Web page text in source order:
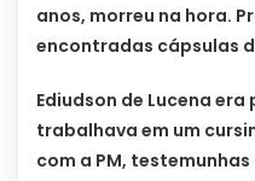
anos, morreu na hora.
encontradas cápsulas
Ediudson de Lucena
trabalhava em um
com a PM,